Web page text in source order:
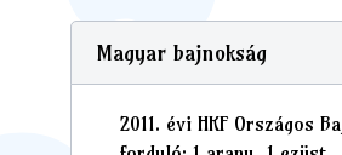
Magyar bajnokság
2011. évi HKF Országos